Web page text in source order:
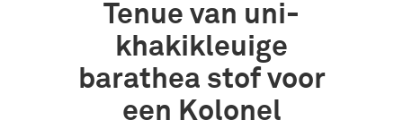
Tenue van uni-
khakikleuige
barathea stof voor
een Kolonel